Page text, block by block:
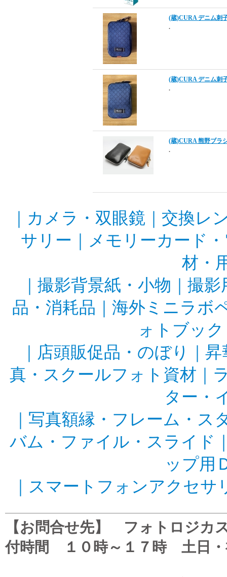
(蔵)CURA デニム刺
.
(蔵)CURA デニム刺
.
(蔵)CURA 熊野ブラ
.
カメラ・双眼鏡
交換レ
サリー
メモリーカード
材・
撮影背景紙・小物
撮影
品・消耗品
海外ミニラボ
ォトブッ
店頭販促品・のぼり
昇
真・スクールフォト資材
ター・
写真額縁・フレーム・ス
バム・ファイル・スライド
ップ用
スマートフォンアクセサ
【お問合せ先】 フォトロジ
付時間 １０時～１７時 土日・